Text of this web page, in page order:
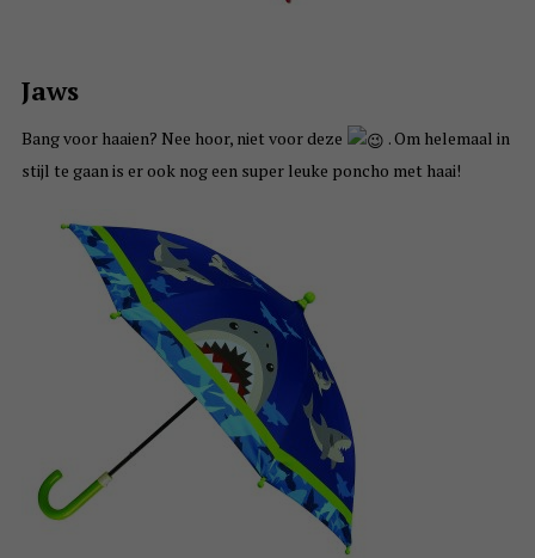
Jaws
Bang voor haaien? Nee hoor, niet voor deze
. Om helemaal in
stijl te gaan is er ook nog een super leuke poncho met haai!